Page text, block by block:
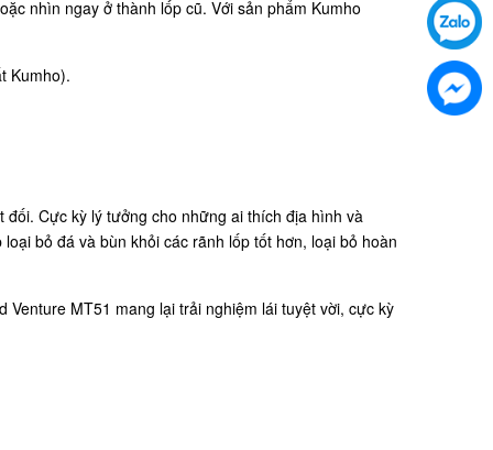
nhìn ngay ở thành lốp cũ. Với sản phẩm Kumho
Kumho).
Cực kỳ lý tưởng cho những ai thích địa hình và
bỏ đá và bùn khỏi các rãnh lốp tốt hơn, loại bỏ hoàn
MT51 mang lại trải nghiệm lái tuyệt vời, cực kỳ